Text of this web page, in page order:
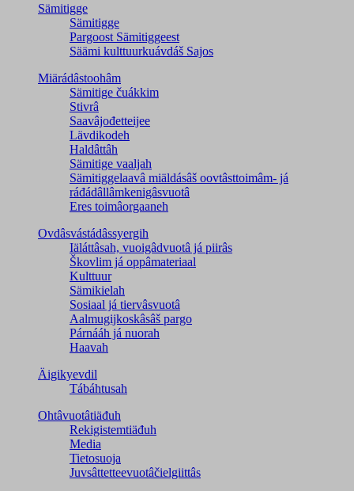
Sämitigge
Sämitigge
Pargoost Sämitiggeest
Säämi kulttuurkuávdáš Sajos
Miärádâstoohâm
Sämitige čuákkim
Stivrâ
Saavâjođetteijee
Lävdikodeh
Haldâttâh
Sämitige vaaljah
Sämitiggelaavâ miäldásâš oovtâsttoimâm- já
ráđádâllâmkenigâsvuotâ
Eres toimâorgaaneh
Ovdâsvástádâssyergih
Iäláttâsah, vuoigâdvuotâ já piirâs
Škovlim já oppâmateriaal
Kulttuur
Sämikielah
Sosiaal já tiervâsvuotâ
Aalmugijkoskâsâš pargo
Párnááh já nuorah
Haavah
Äigikyevdil
Tábáhtusah
Ohtâvuotâtiäđuh
Rekigistemtiäđuh
Media
Tietosuoja
Juvsâttetteevuotâčielgiittâs